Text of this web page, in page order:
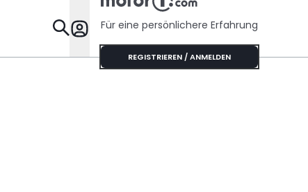
Specials
Für eine persönlichere Erfahrung
REGISTRIEREN / ANMELDEN